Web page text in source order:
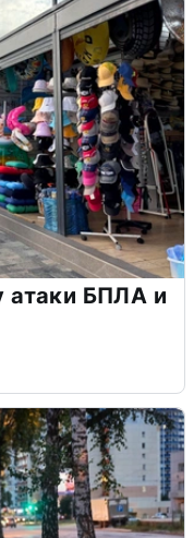
атаки БПЛА и